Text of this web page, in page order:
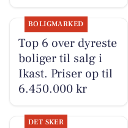
BOLIGMARKED
Top 6 over dyreste
boliger til salg i
Ikast. Priser op til
6.450.000 kr
DET SKER